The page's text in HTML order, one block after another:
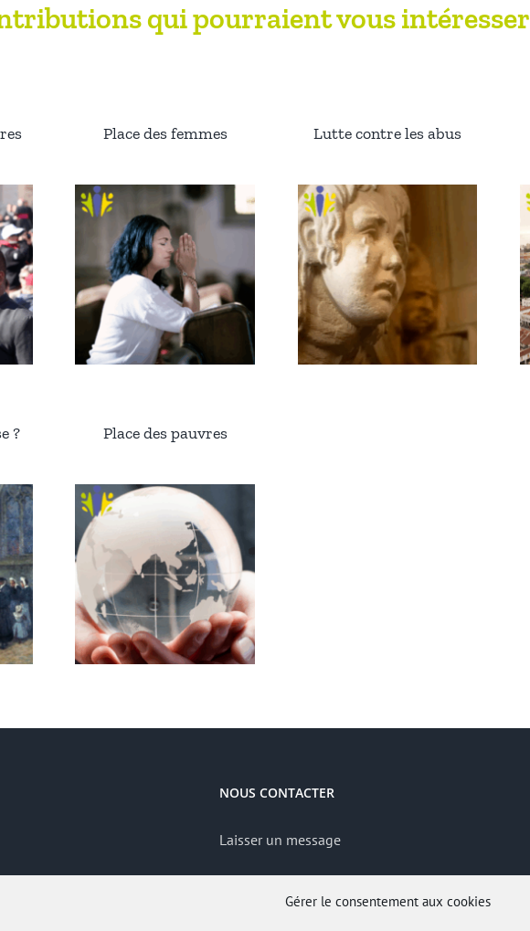
Gérer le consentement aux cookies
quipourraientvous intéresser
Place des femmes Lutte contre les abus
? Place des pauvres
NOUS CONTACTER
Laisser un message